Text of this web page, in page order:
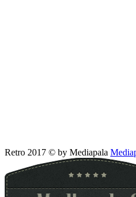
Retro 2017 © by Mediapala